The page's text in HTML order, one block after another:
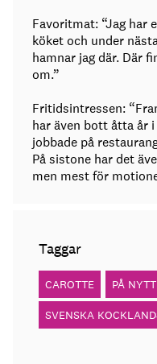
Favoritmat: “Jag
köket och under
hamnar jag där. Där
om.”
Fritidsintressen:
har även bott åtta år
jobbade på
På sistone har det
men mest för
Taggar
CAROTTE PÅ
SVENSKA